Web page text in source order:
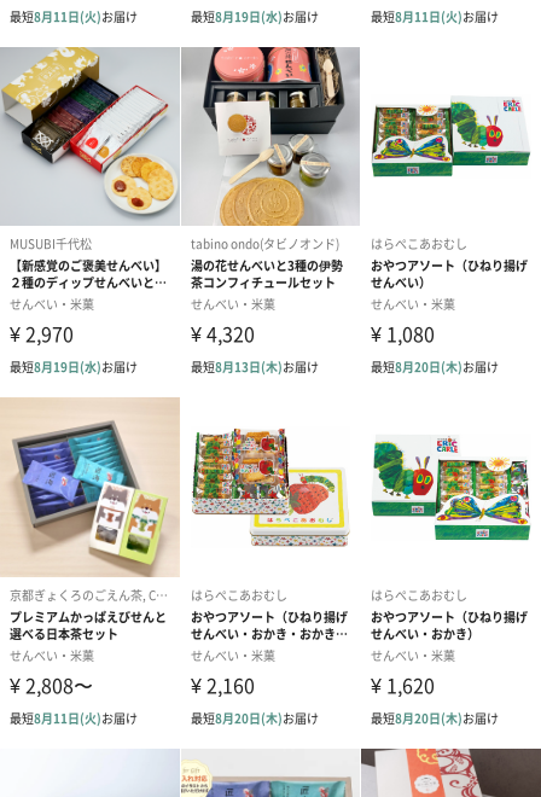
商品詳細情報
原材料
米、水飴、砂糖、アーモンド、生クリーム、バター、
抹茶、きなこ、ココア（カカオ、レシチン）
W/D/H
80mm/200mm/65mm
外装の形状
四角い木箱
9袋（約３００ｇ）
お届け内容
ギフト包装
賞味期限
製造から40日
原産国
アレルゲン
乳、大豆、アーモンド（落花生を使用した製品と同じ
工場内で製造しております。）
商品オプション情報
手提げ袋